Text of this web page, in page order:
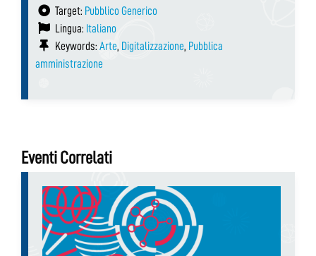
Target: Pubblico Generico
Lingua: Italiano
Keywords: Arte, Digitalizzazione, Pubblica
amministrazione
Eventi Correlati